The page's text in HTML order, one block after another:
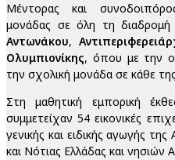
Μέντορας και
μονάδας σε όλη τη
Αντωνάκου,
Ολυμπιονίκης, όπου με την
την σχολική μονάδα σε κάθε
Στη μαθητική εμπορική
συμμετείχαν 54 εικονικές
γενικής και ειδικής αγωγής της
και Νότιας Ελλάδας και νησιών